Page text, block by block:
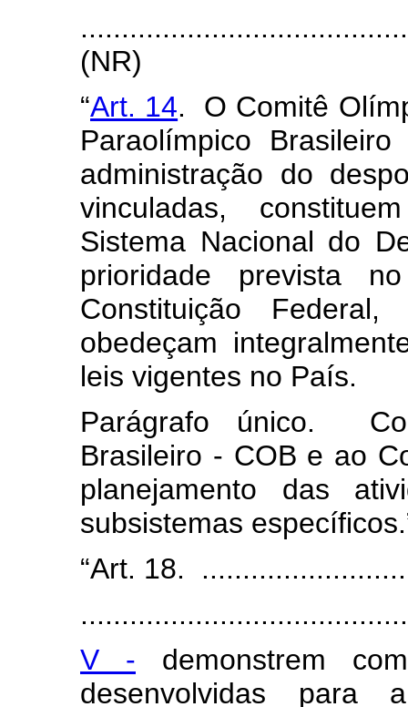
(NR)
“Art. 14. O Comitê
Paraolímpico
administração do
vinculadas,
Sistema Nacional do
prioridade prevista
Constituição
obedeçam
leis vigentes no País.
Parágrafo único.
Brasileiro - COB e ao
planejamento das
subsistemas
“Art. 18.
V - demonstrem
desenvolvidas para